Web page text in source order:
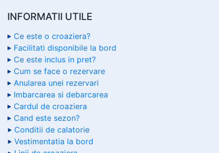
INFORMATII UTILE
Ce este o croaziera?
Facilitati disponibile la bord
Ce este inclus in pret?
Cum se face o rezervare
Anularea unei rezervari
Imbarcarea si debarcarea
Cardul de croaziera
Cand este sezon?
Conditii de calatorie
Vestimentatia la bord